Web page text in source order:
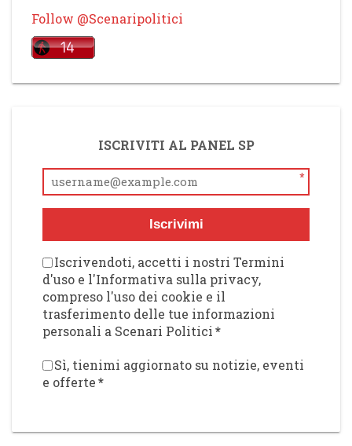
Follow @Scenaripolitici
ISCRIVITI AL PANEL SP
*
Iscrivimi
Iscrivendoti, accetti i nostri Termini
d'uso e l'Informativa sulla privacy,
compreso l'uso dei cookie e il
trasferimento delle tue informazioni
personali a Scenari Politici*
Sì, tienimi aggiornato su notizie, eventi
e offerte*